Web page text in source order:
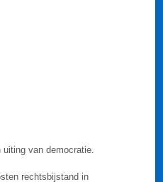
van democratie.
rechtsbijstand in